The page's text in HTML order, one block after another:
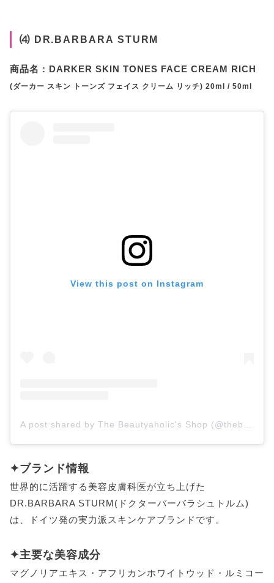
⑷ DR.BARBARA STURM
商品名 : DARKER SKIN TONES FACE CREAM RICH
(ダーカー スキン トーンズ フェイス クリーム リッチ) 20ml / 50ml
View this post on Instagram
✦ブランド情報
世界的に活躍する美容皮膚科医が立ち上げた
DR.BARBARA STURM(ドクターバーバラシュトルム)
は、ドイツ発の実力派スキンケアブランドです。
✦主要な美容成分
マグノリアエキス・アフリカンホワイトウッド・ルミコー